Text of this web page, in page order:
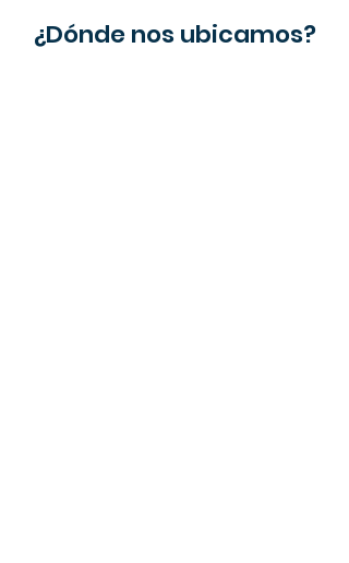
¿Dónde nos ubicamos?